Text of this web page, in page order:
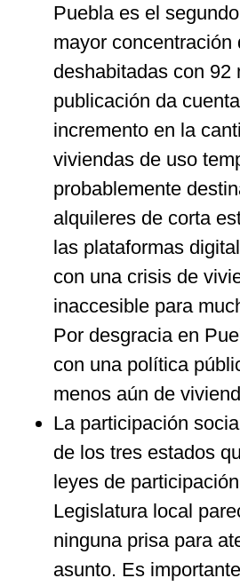
Puebla es el
mayor concentración
deshabitadas con 92
publicación da
incremento en la
viviendas de uso
probablemente
alquileres de corta
las plataformas
con una crisis de
inaccesible para
Por desgracia en
con una política
menos aún de
La participación
de los tres estados
leyes de
Legislatura local
ninguna prisa para
asunto. Es